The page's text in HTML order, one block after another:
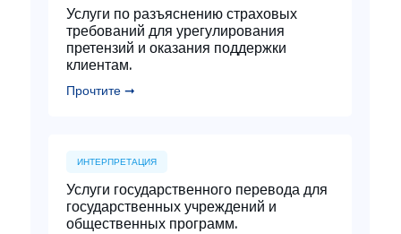
Услуги по разъяснению страховых
требований для урегулирования
претензий и оказания поддержки
клиентам.
Прочтите ➞
ИНТЕРПРЕТАЦИЯ
Услуги государственного перевода для
государственных учреждений и
общественных программ.